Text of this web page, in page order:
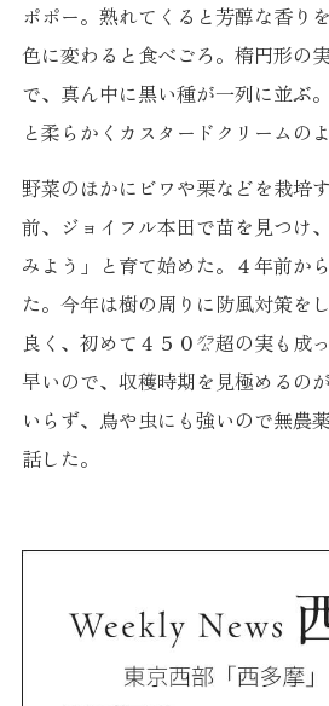
ポポー。熟れてくると芳醇な香り
色に変わると食べごろ。楕円形の
で、真ん中に黒い種が一列に並ぶ
と柔らかくカスタードクリームの
野菜のほかにビワや栗などを栽培
前、ジョイフル本田で苗を見つけ
みよう」と育て始めた。４年前か
た。今年は樹の周りに防風対策を
良く、初めて４５０㌘超の実も成
早いので、収穫時期を見極めるの
いらず、鳥や虫にも強いので無農
話した。